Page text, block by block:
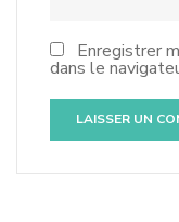
Enregistrer
dans le